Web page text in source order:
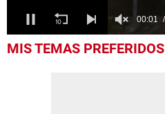
seconds
MIS TEMAS PREFERIDOS